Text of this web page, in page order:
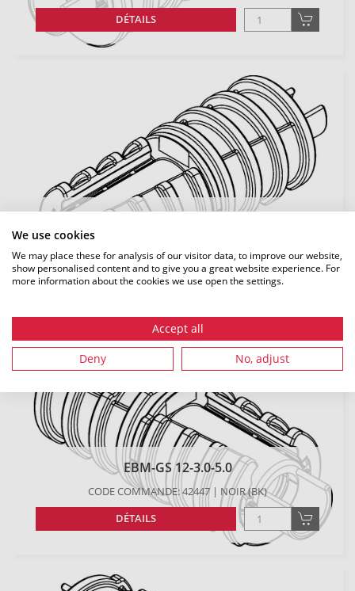
We use cookies
We may place these for analysis of our visitor data, to improve our website,
show personalised content and to give you a great website experience. For
more information about the cookies we use open the settings.
Accept all
Deny No, adjust
DÉTAILS
CODE COMMANDE: 42452 | NOIR (BK)
DÉTAILS
EBM-GS 12-3.0-5.0
CODE COMMANDE: 42447 | NOIR (BK)
DÉTAILS